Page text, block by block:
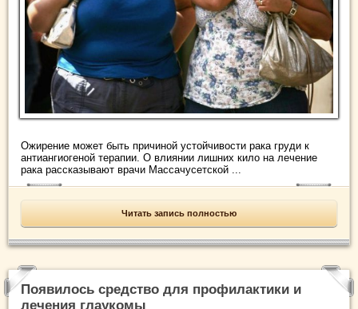
Ожирение может быть причиной устойчивости рака груди к
антиангиогеной терапии. О влиянии лишних кило на лечение
рака рассказывают врачи Массачусетской ...
Читать запись полностью
Появилось средство для профилактики и
лечения глаукомы